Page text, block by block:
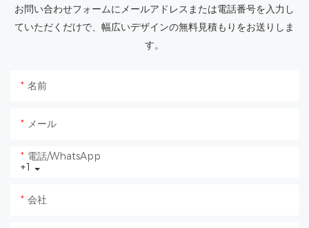
お問い合わせフォームにメールアドレスまたは電話番号を入力し
ていただくだけで、幅広いデザインの無料見積もりをお送りしま
す。
名前
メール
+1
電話/WhatsApp
会社